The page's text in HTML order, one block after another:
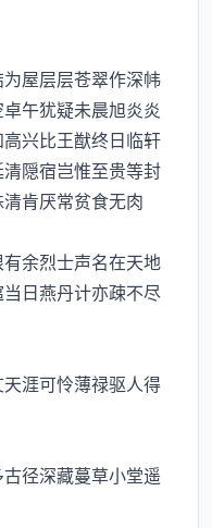
屋层层苍翠作深帏
午犹疑未晨旭炎炎
兴比王猷终日临轩
隠宿岂惟至贵等封
肯厌常贫食无肉
余烈士声名在天地
日燕丹计亦疎不尽
涯可怜薄禄驱人得
径深藏蔓草小堂遥